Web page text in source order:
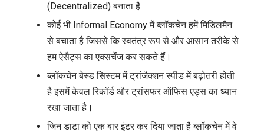
(Decentralized) बनाता है
कोई भी Informal Economy में ब्लॉकचेन हमें मिडिलमैन
से बचाता है जिससे कि स्वतंत्र रूप से और आसान तरीके से
हम ऐसैट्स का एक्सचेंज कर सकते हैं।
ब्लॉकचेन बेस्ड सिस्टम में ट्रांजैक्शन स्पीड में बढ़ोतरी होती
है इसमें केवल रिकॉर्ड और ट्रांसफर ऑफिस एड्स का ध्यान
रखा जाता है।
जिन डाटा को एक बार इंटर कर दिया जाता है ब्लॉकचेन में वे